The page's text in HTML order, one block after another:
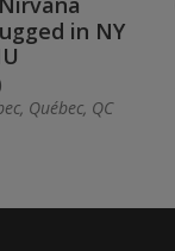
in NY
Québec, QC